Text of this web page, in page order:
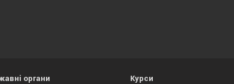
органи Курси